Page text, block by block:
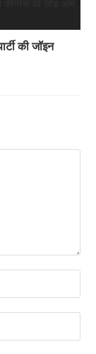
की जॉइन